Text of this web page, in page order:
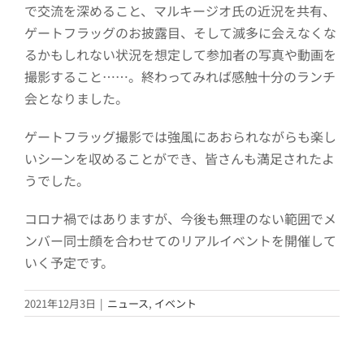
で交流を深めること、マルキージオ氏の近況を共有、
ゲートフラッグのお披露目、そして滅多に会えなくな
るかもしれない状況を想定して参加者の写真や動画を
撮影すること……。終わってみれば感触十分のランチ
会となりました。
ゲートフラッグ撮影では強風にあおられながらも楽し
いシーンを収めることができ、皆さんも満足されたよ
うでした。
コロナ禍ではありますが、今後も無理のない範囲でメ
ンバー同士顔を合わせてのリアルイベントを開催して
いく予定です。
2021年12月3日 | ニュース, イベント